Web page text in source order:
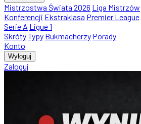
Mistrzostwa Świata 2026 Liga Mistrzów
Konferencji Ekstraklasa Premier League
Serie A Ligue 1
SkrótyTypy Bukmacherzy Porady
Konto
Wyloguj
Zaloguj